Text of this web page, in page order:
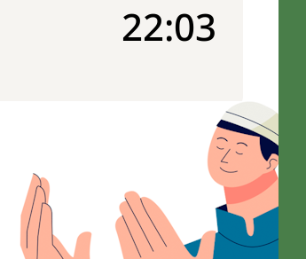
22:03